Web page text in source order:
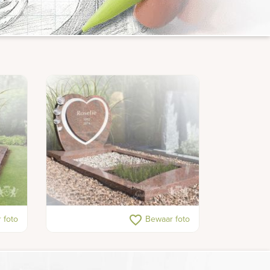
foto Grafmonument hartvorm
favorite_border Bewaar foto